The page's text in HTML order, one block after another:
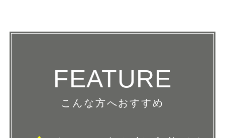
明治大学商学部産業経営学科卒 / (社)日本ソムリエ協
会認定ソムリエ / アカデミー・デュ・ヴァン講師 / フ
FEATURE
こんな方へおすすめ